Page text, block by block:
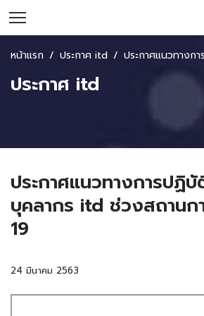
หน้าแรก ประกาศ itd ประกาศแนวทางการปฏิบัติงานของบุค
ประกาศ itd
ประกาศแนวทางการปฏิ
บุคลากร itd ช่วงสถานก
19
24 มีนาคม 2563